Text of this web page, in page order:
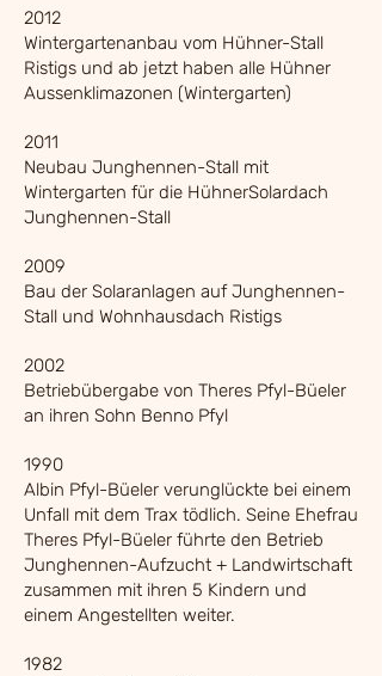
2012
Wintergartenanbau vom Hühner-Stall
Ristigs und ab jetzt haben alle Hühner
Aussenklimazonen (Wintergarten)
2011
Neubau Junghennen-Stall mit
Wintergarten für die HühnerSolardach
Junghennen-Stall
2009
Bau der Solaranlagen auf Junghennen-
Stall und Wohnhausdach Ristigs
2002
Betriebübergabe von Theres Pfyl-Büeler
an ihren Sohn Benno Pfyl
1990
Albin Pfyl-Büeler verunglückte bei einem
Unfall mit dem Trax tödlich. Seine Ehefrau
Theres Pfyl-Büeler führte den Betrieb
Junghennen-Aufzucht + Landwirtschaft
zusammen mit ihren 5 Kindern und
einem Angestellten weiter.
1982